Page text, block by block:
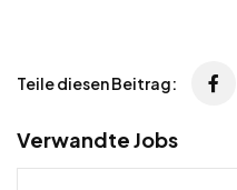
Teile diesen Beitrag:
Verwandte Jobs